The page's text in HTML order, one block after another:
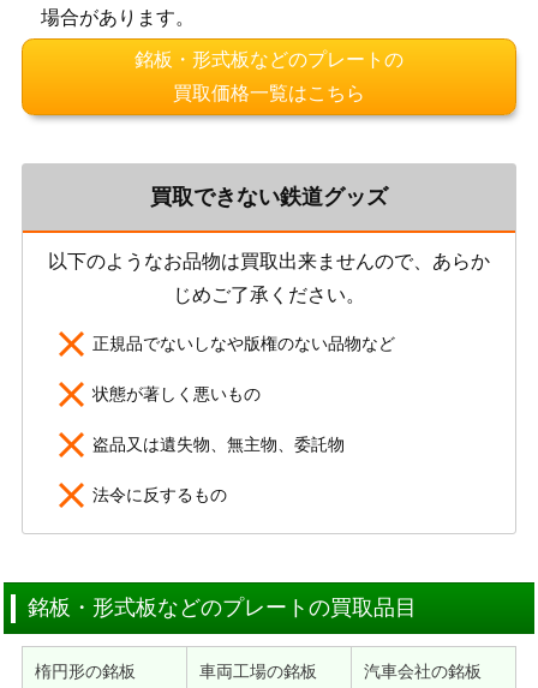
場合があります。
銘板・形式板などのプレートの
買取価格一覧はこちら
買取できない鉄道グッズ
以下のようなお品物は買取出来ませんので、あらか
じめご了承ください。
正規品でないしなや版権のない品物など
状態が著しく悪いもの
盗品又は遺失物、無主物、委託物
法令に反するもの
銘板・形式板などのプレートの買取品目
楕円形の銘板 車両工場の銘板 汽車会社の銘板